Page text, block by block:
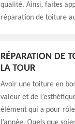
qualité. Ainsi, faites
réparation de toiture
RÉPARATION DE
LA TOUR
Avoir une toiture en
valeur et de
élément qui a pour